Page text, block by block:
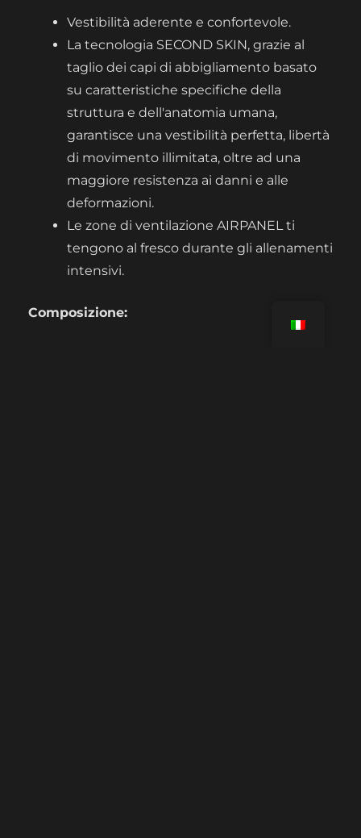
Vestibilità aderente e confortevole.
La tecnologia SECOND SKIN, grazie al
taglio dei capi di abbigliamento basato
su caratteristiche specifiche della
struttura e dell'anatomia umana,
garantisce una vestibilità perfetta, libertà
di movimento illimitata, oltre ad una
maggiore resistenza ai danni e alle
deformazioni.
Le zone di ventilazione AIRPANEL ti
tengono al fresco durante gli allenamenti
intensivi.
Composizione: